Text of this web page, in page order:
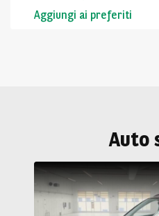
Aggiungi ai preferiti
Auto